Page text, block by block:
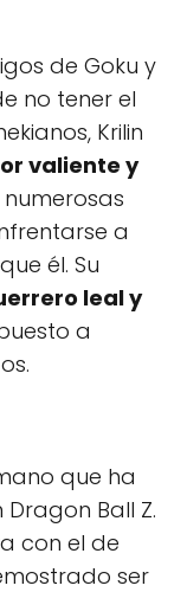
de Goku y
no tener el
Krilin
valiente y
a
él. Su
leal y
a
que ha
Ball Z.
con el de
ser